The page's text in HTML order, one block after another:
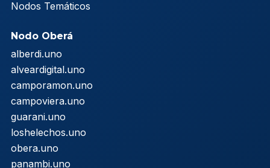
Nodos Temáticos
Nodo Oberá
alberdi.uno
alveardigital.uno
camporamon.uno
campoviera.uno
guarani.uno
loshelechos.uno
obera.uno
panambi.uno